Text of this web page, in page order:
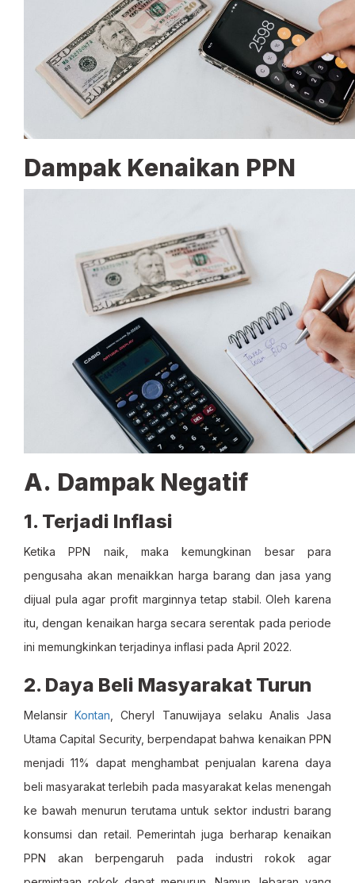
Dampak Kenaikan PPN
A. Dampak Negatif
1. Terjadi Inflasi
Ketika PPN naik, maka kemungkinan besar para
pengusaha akan menaikkan harga barang dan jasa yang
dijual pula agar profit marginnya tetap stabil. Oleh karena
itu, dengan kenaikan harga secara serentak pada periode
ini memungkinkan terjadinya inflasi pada April 2022.
2. Daya Beli Masyarakat Turun
MelansirKontan , Cheryl Tanuwijaya selaku Analis Jasa
Utama Capital Security, berpendapat bahwa kenaikan PPN
menjadi 11% dapat menghambat penjualan karena daya
beli masyarakat terlebih pada masyarakat kelas menengah
ke bawah menurun terutama untuk sektor industri barang
konsumsi dan retail. Pemerintah juga berharap kenaikan
PPN akan berpengaruh pada industri rokok agar